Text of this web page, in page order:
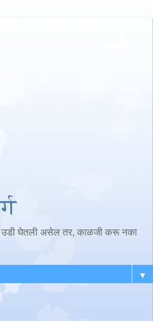
उडी घेतली असेल तर, काळजी करू नका
▼